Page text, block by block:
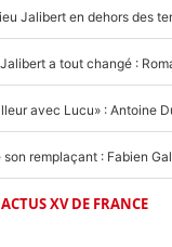
ACTUS XV DE FRANCE